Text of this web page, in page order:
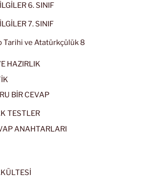
6. SINIF
7. SINIF
Tarihi ve Atatürkçülük 8
HAZIRLIK
BİR CEVAP
TESTLER
ANAHTARLARI